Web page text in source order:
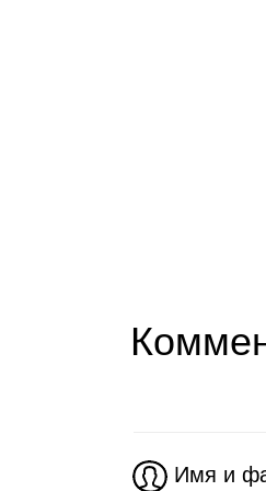
Имя и